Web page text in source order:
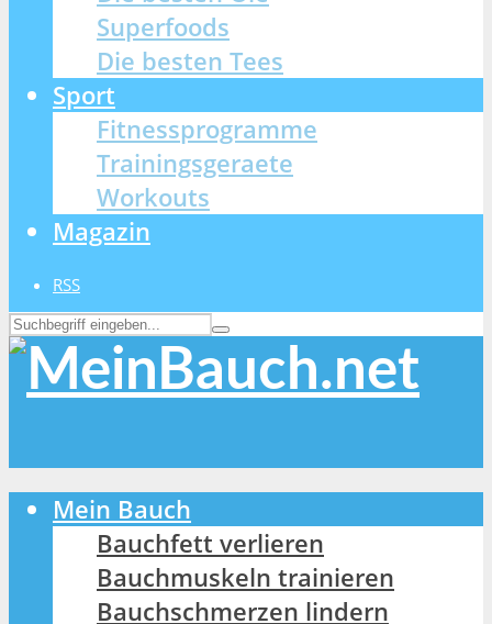
Superfoods
Die besten Tees
Sport
Fitnessprogramme
Trainingsgeraete
Workouts
Magazin
RSS
Mein Bauch
Bauchfett verlieren
Bauchmuskeln trainieren
Bauchschmerzen lindern